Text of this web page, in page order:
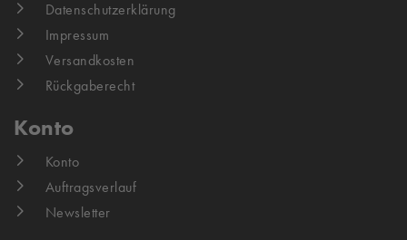
Datenschutzerklärung
Impressum
Versandkosten
Rückgaberecht
Konto
Konto
Auftragsverlauf
Newsletter